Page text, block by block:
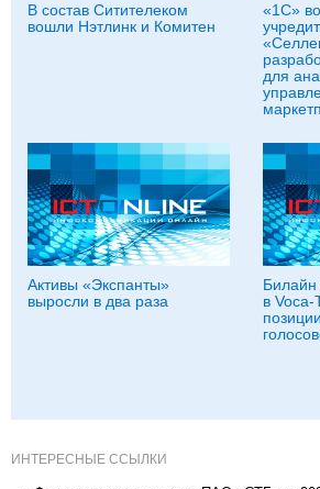
В состав Ситителеком
вошли Нэтлинк и Комитен
«1C»
для
Активы «Экспанты»
выросли в два раза
Билайн
в Voca-
ИНТЕРЕСНЫЕ ССЫЛКИ